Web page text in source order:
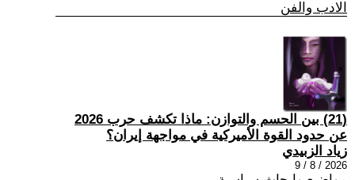
الادب والفن
(21) بين الحسم والتوازن: ماذا تكشف حرب 2026
عن حدود القوة الأميركية في مواجهة إيران؟
زياد الزبيدي
2026 / 8 / 9